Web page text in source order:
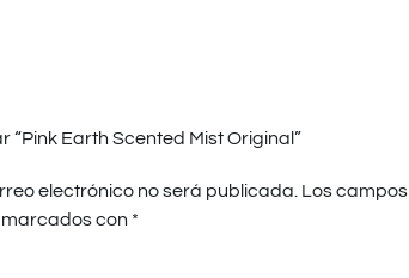
“Pink Earth Scented Mist Original”
electrónico no será publicada. Los campos
con *